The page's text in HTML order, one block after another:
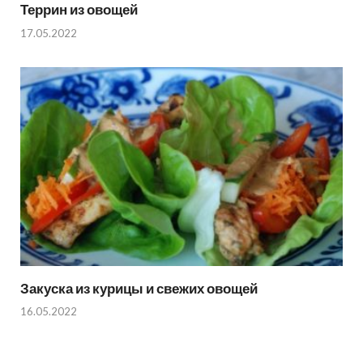
Террин из овощей
17.05.2022
Закуска из курицы и свежих овощей
16.05.2022